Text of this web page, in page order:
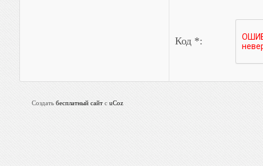
Код *:
Создать бесплатный сайт с uCoz